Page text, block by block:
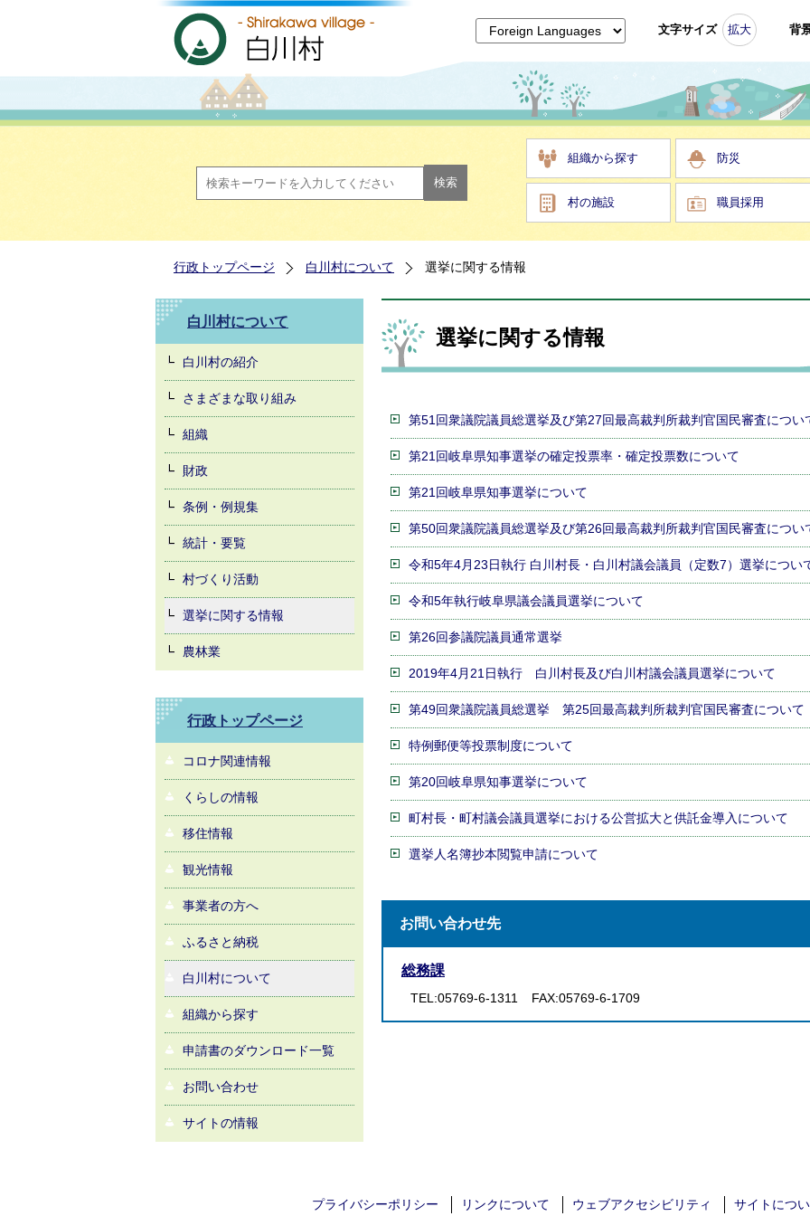
文字サイズ 拡大 背
組織から探す 防災
村の施設 職員採用
行政トップページ 白川村について 選挙に関する情報
白川村について
白川村の紹介
さまざまな取り組み
組織
財政
条例・例規集
統計・要覧
村づくり活動
選挙に関する情報
農林業
行政トップページ
コロナ関連情報
くらしの情報
移住情報
観光情報
事業者の方へ
ふるさと納税
白川村について
組織から探す
申請書のダウンロード一覧
お問い合わせ
サイトの情報
選挙に関する情報
第51回衆議院議員総選挙及び第27回最高裁判所裁判官国民審査につい
第21回岐阜県知事選挙の確定投票率・確定投票数について
第21回岐阜県知事選挙について
第50回衆議院議員総選挙及び第26回最高裁判所裁判官国民審査につい
令和5年4月23日執行 白川村長・白川村議会議員（定数7）選挙につい
令和5年執行岐阜県議会議員選挙について
第26回参議院議員通常選挙
2019年4月21日執行 白川村長及び白川村議会議員選挙について
第49回衆議院議員総選挙 第25回最高裁判所裁判官国民審査について
特例郵便等投票制度について
第20回岐阜県知事選挙について
町村長・町村議会議員選挙における公営拡大と供託金導入について
選挙人名簿抄本閲覧申請について
お問い合わせ先
総務課
TEL:05769-6-1311 FAX:05769-6-1709
プライバシーポリシー リンクについて ウェブアクセシビリティ サイトにつ